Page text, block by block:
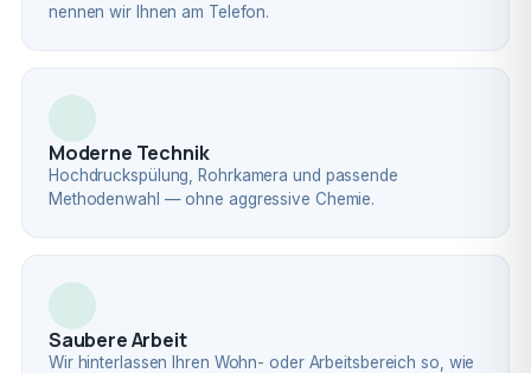
nennen wir Ihnen am Telefon.
Moderne Technik
Hochdruckspülung, Rohrkamera und passende
Methodenwahl — ohne aggressive Chemie.
Saubere Arbeit
Wir hinterlassen Ihren Wohn- oder Arbeitsbereich so, wie